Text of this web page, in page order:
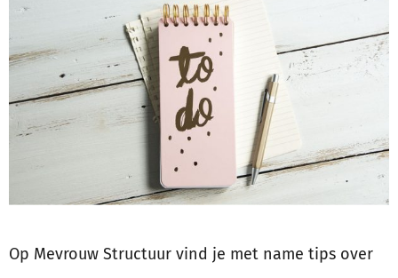
Op Mevrouw Structuur vind je met name tips over